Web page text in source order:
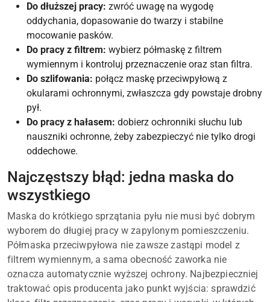
Do dłuższej pracy: zwróć uwagę na wygodę
oddychania, dopasowanie do twarzy i stabilne
mocowanie pasków.
Do pracy z filtrem: wybierz półmaskę z filtrem
wymiennym i kontroluj przeznaczenie oraz stan filtra.
Do szlifowania: połącz maskę przeciwpyłową z
okularami ochronnymi, zwłaszcza gdy powstaje drobny
pył.
Do pracy z hałasem: dobierz ochronniki słuchu lub
nauszniki ochronne, żeby zabezpieczyć nie tylko drogi
oddechowe.
Najczęstszy błąd: jedna maska do
wszystkiego
Maska do krótkiego sprzątania pyłu nie musi być dobrym
wyborem do długiej pracy w zapylonym pomieszczeniu.
Półmaska przeciwpyłowa nie zawsze zastąpi model z
filtrem wymiennym, a sama obecność zaworka nie
oznacza automatycznie wyższej ochrony. Najbezpieczniej
traktować opis producenta jako punkt wyjścia: sprawdzić